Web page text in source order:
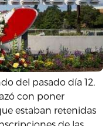
del pasado día 12,
con poner
estaban retenidas